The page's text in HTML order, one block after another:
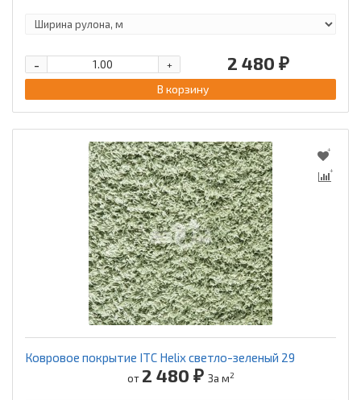
2 480 ₽
+
-
В корзину
Ковровое покрытие ITC Helix светло-зеленый 29
от 2 480 ₽ За м2